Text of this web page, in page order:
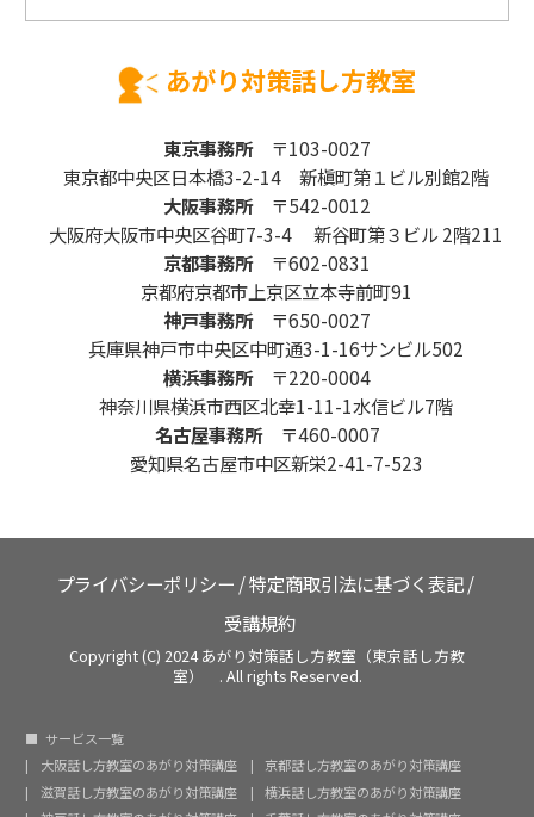
あがり対策話し方教室
東京事務所〒103-0027
東京都中央区日本橋3-2-14 新槇町第１ビル別館2階
大阪事務所〒542-0012
大阪府大阪市中央区谷町7-3-4 新谷町第３ビル 2階211
京都事務所〒602-0831
京都府京都市上京区立本寺前町91
神戸事務所〒650-0027
兵庫県神戸市中央区中町通3-1-16サンビル502
横浜事務所〒220-0004
神奈川県横浜市西区北幸1-11-1水信ビル7階
名古屋事務所〒460-0007
愛知県名古屋市中区新栄2-41-7-523
プライバシーポリシー /特定商取引法に基づく表記/
受講規約
Copyright (C) 2024 あがり対策話し方教室（東京話し方教
室） . All rights Reserved.
サービス一覧
大阪話し方教室のあがり対策講座
京都話し方教室のあがり対策講座
滋賀話し方教室のあがり対策講座
横浜話し方教室のあがり対策講座